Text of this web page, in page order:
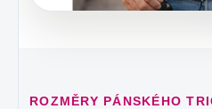
ROZMĚRY PÁNSKÉHO